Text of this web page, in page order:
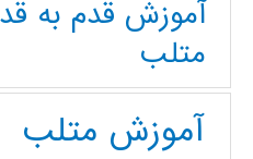
آموزش قدم به
متلب
آموزش متلب